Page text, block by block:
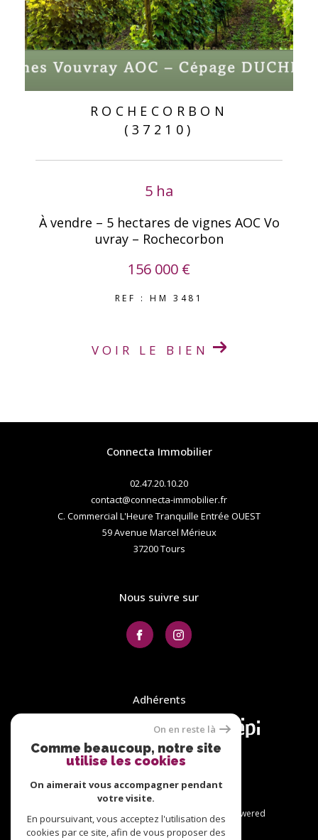
ROCHECORBON
(37210)
5 ha
À vendre – 5 hectares de vignes AOC Vo
uvray – Rochecorbon
156 000 €
REF : HM 3481
VOIR LE BIEN
Connecta Immobilier
02.47.20.10.20
contact@connecta-immobilier.fr
C. Commercial L'Heure Tranquille Entrée OUEST
59 Avenue Marcel Mérieux
37200 tours
Nous suivre sur
Adhérents
© 2026 | Tous droits réservés | Traduction powered
by Google |
On en reste là
Comme beaucoup, notre site
utilise les cookies
On aimerait vous accompagner pendant
votre visite.
En poursuivant, vous acceptez l'utilisation des
cookies par ce site, afin de vous proposer des